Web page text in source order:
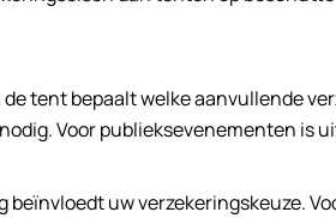
tent bepaalt welke aanvullende
Voor publieksevenementen is
beïnvloedt uw verzekeringskeuze.